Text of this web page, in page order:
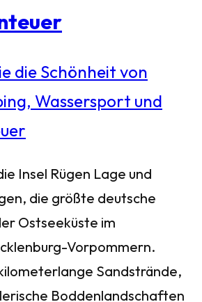
Insel Rügen Lage und
die größte deutsche
Ostseeküste im
Vorpommern.
Sandstrände,
Boddenlandschaften